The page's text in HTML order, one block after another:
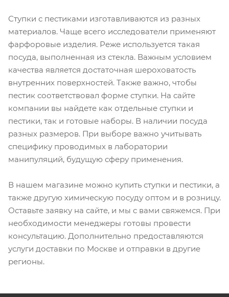
Ступки с пестиками изготавливаются из разных
материалов. Чаще всего исследователи применяют
фарфоровые изделия. Реже используется такая
посуда, выполненная из стекла. Важным условием
качества является достаточная шероховатость
внутренних поверхностей. Также важно, чтобы
пестик соответствовал форме ступки. На сайте
компании вы найдете как отдельные ступки и
пестики, так и готовые наборы. В наличии посуда
разных размеров. При выборе важно учитывать
специфику проводимых в лаборатории
манипуляций, будущую сферу применения.
В нашем магазине можно купить ступки и пестики, а
также другую химическую посуду оптом и в розницу.
Оставьте заявку на сайте, и мы с вами свяжемся. При
необходимости менеджеры готовы провести
консультацию. Дополнительно предоставляются
услуги доставки по Москве и отправки в другие
регионы.